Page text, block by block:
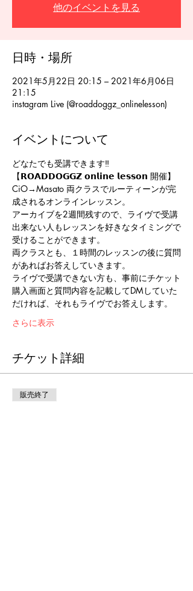
他のイベントを見る
日時・場所
2021年5月22日 20:15 – 2021年6月06日
21:15
instagram Live (@roaddoggz_onlinelesson)
イベントについて
どなたでも受講できます‼️
【𝗥𝗢𝗔𝗗𝗗𝗢𝗚𝗚𝗭 𝗼𝗻𝗹𝗶𝗻𝗲 𝗹𝗲𝘀𝘀𝗼𝗻 開催】
CiO→Masato 両クラスでルーティーンが完
成されるオンラインレッスン。
アーカイブを2週間残すので、ライヴで受講
出来ない人もレッスンを好きなタイミングで
受けることができます。
両クラスとも、１時間のレッスンの後に質問
があればお答えしていきます。
ライヴで受講できない方も、事前にチケット
購入画面と質問内容を記載してDMしていた
だければ、それもライヴでお答えします。
さらに表示
チケット詳細
販売終了